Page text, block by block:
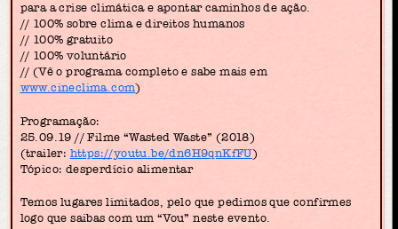
para a crise climática e apontar caminhos de ação.
// 100% sobre clima e direitos humanos
// 100% gratuito
// 100% voluntário
// (Vê o programa completo e sabe mais em
www.cineclima.com)
Programação:
25.09.19 // Filme “Wasted Waste” (2018)
(trailer: https://youtu.be/dn6H9qnKfFU)
Tópico: desperdício alimentar
Temos lugares limitados, pelo que pedimos que confirmes
logo que saibas com um “Vou” neste evento.